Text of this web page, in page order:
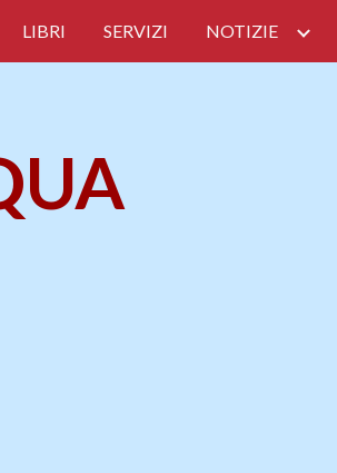
LIBRI SERVIZI NOTIZIE